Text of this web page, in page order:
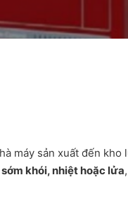
máy sản xuất đến kho
khói, nhiệt hoặc lửa